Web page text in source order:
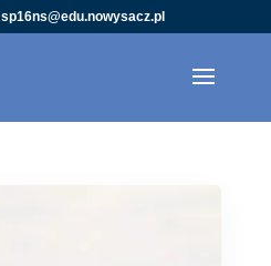
sp16ns@edu.nowysacz.pl